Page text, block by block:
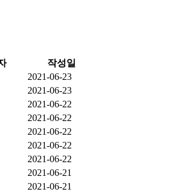
작성일
2021-06-23
2021-06-23
2021-06-22
2021-06-22
2021-06-22
2021-06-22
2021-06-22
2021-06-21
2021-06-21